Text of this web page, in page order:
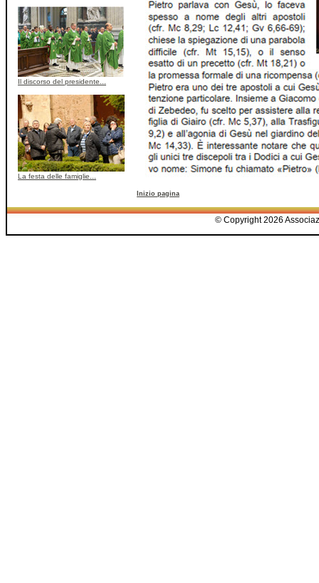
Il discorso del presidente...
La festa delle famiglie...
Inizio pagina
© Copyright 2026